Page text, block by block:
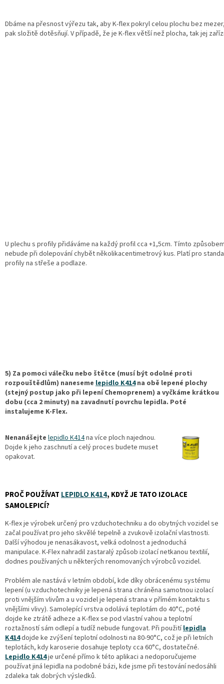
Dbáme na přesnost výřezu tak, aby K-flex pokryl celou plochu bez
pak složitě dotěsňují. V případě, že je K-flex větší než plocha, tak jej
U plechu s profily přidáváme na každý profil cca +1,5cm. Tímto
nebude při dolepování chybět několikacentimetrový kus. Platí pro
profily na střeše a podlaze.
5) Za pomoci válečku nebo štětce (musí být odolné proti
rozpouštědlům) naneseme lepidlo K414na obě lepené plochy
(stejný postup jako při lepení Chemoprenem) a vyčkáme krátkou
dobu (cca 2 minuty) na zavadnutí povrchu lepidla. Poté
instalujeme K-Flex.
Nenanášejte lepidlo K414na více ploch najednou.
Dojde k jeho zaschnutí a celý proces budete muset
opakovat.
PROČ POUŽÍVATLEPIDLO K414, KDYŽ JE TATO IZOLACE
SAMOLEPICÍ?
K-flex je výrobek určený pro vzduchotechniku a do obytných vozidel se
začal používat pro jeho skvělé tepelně a zvukově izolační vlastnosti.
Další výhodou je nenasákavost, velká odolnost a jednoduchá
manipulace. K-Flex nahradil zastaralý způsob izolací netkanou textilií,
dodnes používaných u některých renomovaných výrobců vozidel.
Problém ale nastává v letním období, kde díky obrácenému systému
lepení (u vzduchotechniky je lepená strana chráněna samotnou izolací
proti vnějším vlivům a u vozidel je lepená strana v přímém kontaktu s
vnějšími vlivy). Samolepící vrstva odolává teplotám do 40°C, poté
dojde ke ztrátě adheze a K-flex se pod vlastní vahou a teplotní
roztažností sám odlepí a tudíž nebude fungovat. Při použitílepidla
K414dojde ke zvýšení teplotní odolnosti na 80-90°C, což je při letních
teplotách, kdy karoserie dosahuje teploty cca 60°C, dostatečné.
Lepidlo K414je určené přímo k této aplikaci a nedoporučujeme
používat jiná lepidla na podobné bázi, kde jsme při testování nedosáhli
zdaleka tak dobrých výsledků.